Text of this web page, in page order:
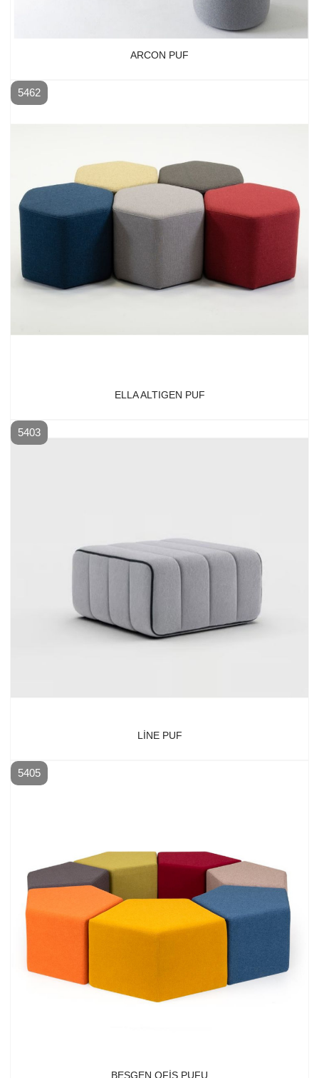
ARCON PUF
5462
ELLA ALTIGEN PUF
5403
LINE PUF
5405
BEŞGEN OFIS PUFU